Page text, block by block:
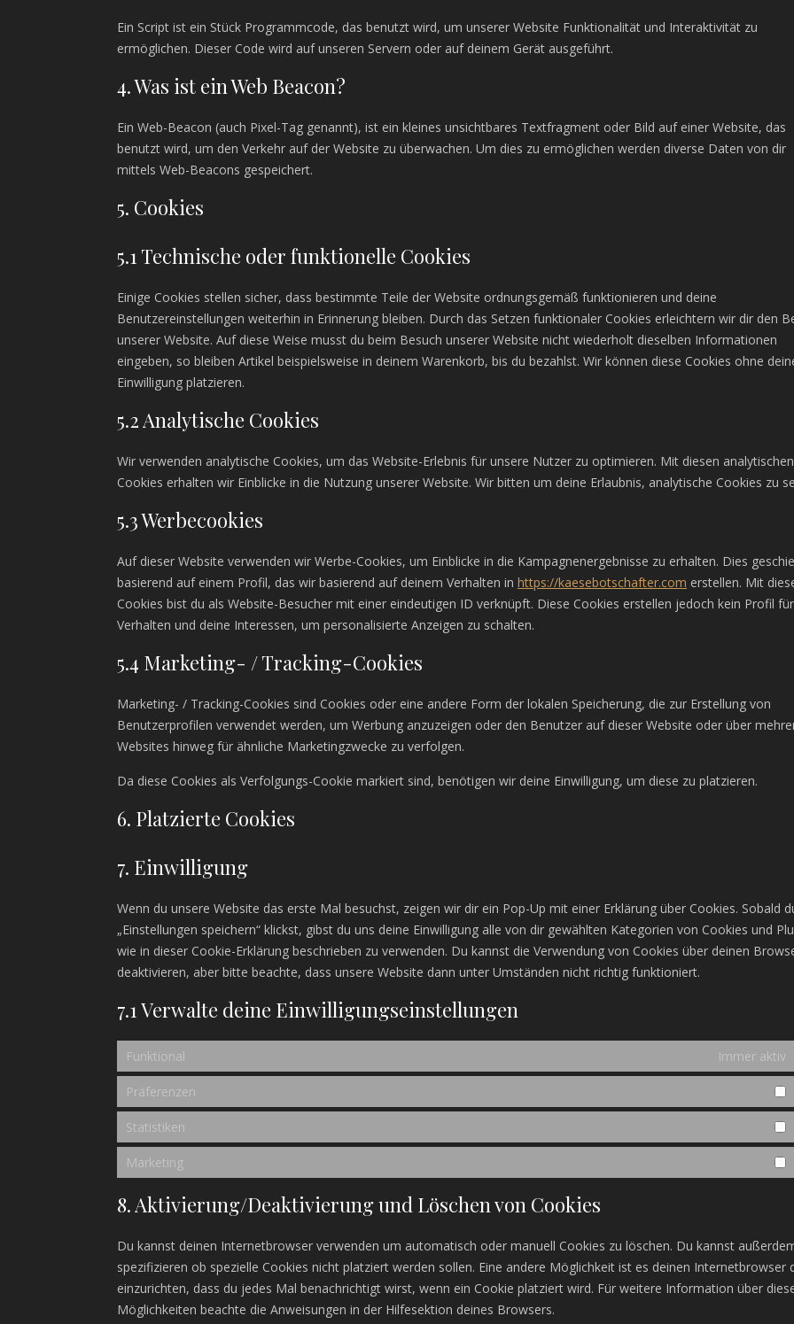
Ein Script ist ein Stück Programmcode, das benutzt wird, um unserer Website Funktionalität und Interaktivität zu
ermöglichen. Dieser Code wird auf unseren Servern oder auf deinem Gerät ausgeführt.
4. Was ist ein Web Beacon?
Ein Web-Beacon (auch Pixel-Tag genannt), ist ein kleines unsichtbares Textfragment oder Bild auf einer Website, das
benutzt wird, um den Verkehr auf der Website zu überwachen. Um dies zu ermöglichen werden diverse Daten von dir
mittels Web-Beacons gespeichert.
5. Cookies
5.1 Technische oder funktionelle Cookies
Einige Cookies stellen sicher, dass bestimmte Teile der Website ordnungsgemäß funktionieren und deine
Benutzereinstellungen weiterhin in Erinnerung bleiben. Durch das Setzen funktionaler Cookies erleichtern wir dir den
unserer Website. Auf diese Weise musst du beim Besuch unserer Website nicht wiederholt dieselben Informationen
eingeben, so bleiben Artikel beispielsweise in deinem Warenkorb, bis du bezahlst. Wir können diese Cookies ohne
Einwilligung platzieren.
5.2 Analytische Cookies
Wir verwenden analytische Cookies, um das Website-Erlebnis für unsere Nutzer zu optimieren. Mit diesen analytischen
Cookies erhalten wir Einblicke in die Nutzung unserer Website. Wir bitten um deine Erlaubnis, analytische Cookies zu
5.3 Werbecookies
Auf dieser Website verwenden wir Werbe-Cookies, um Einblicke in die Kampagnenergebnisse zu erhalten. Dies
basierend auf einem Profil, das wir basierend auf deinem Verhalten in https://kaesebotschafter.com erstellen. Mit
Cookies bist du als Website-Besucher mit einer eindeutigen ID verknüpft. Diese Cookies erstellen jedoch kein Profil
Verhalten und deine Interessen, um personalisierte Anzeigen zu schalten.
5.4 Marketing- / Tracking-Cookies
Marketing- / Tracking-Cookies sind Cookies oder eine andere Form der lokalen Speicherung, die zur Erstellung von
Benutzerprofilen verwendet werden, um Werbung anzuzeigen oder den Benutzer auf dieser Website oder über
Websites hinweg für ähnliche Marketingzwecke zu verfolgen.
Da diese Cookies als Verfolgungs-Cookie markiert sind, benötigen wir deine Einwilligung, um diese zu platzieren.
6. Platzierte Cookies
7. Einwilligung
Wenn du unsere Website das erste Mal besuchst, zeigen wir dir ein Pop-Up mit einer Erklärung über Cookies. Sobald
„Einstellungen speichern“ klickst, gibst du uns deine Einwilligung alle von dir gewählten Kategorien von Cookies und
wie in dieser Cookie-Erklärung beschrieben zu verwenden. Du kannst die Verwendung von Cookies über deinen
deaktivieren, aber bitte beachte, dass unsere Website dann unter Umständen nicht richtig funktioniert.
7.1 Verwalte deine Einwilligungseinstellungen
Funktional Immer aktiv
Präferenzen
Statistiken
Marketing
8. Aktivierung/Deaktivierung und Löschen von Cookies
Du kannst deinen Internetbrowser verwenden um automatisch oder manuell Cookies zu löschen. Du kannst
spezifizieren ob spezielle Cookies nicht platziert werden sollen. Eine andere Möglichkeit ist es deinen Internetbrowser
einzurichten, dass du jedes Mal benachrichtigt wirst, wenn ein Cookie platziert wird. Für weitere Information über
Möglichkeiten beachte die Anweisungen in der Hilfesektion deines Browsers.